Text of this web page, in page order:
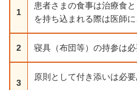
1
患者さまの食事は治療食
を持ち込まれる際は医師に
2 寝具（布団等）の持参は必
3
原則として付き添いは必要